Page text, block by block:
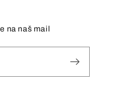
na naš mail